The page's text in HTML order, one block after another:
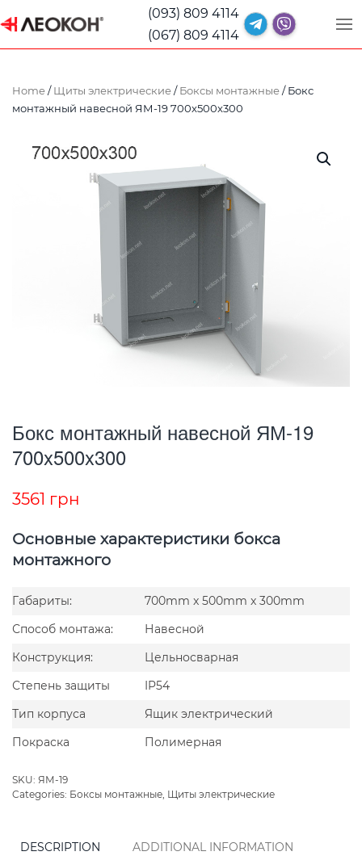
(093) 809 4114
(067) 809 4114
Home/Щиты электрические/Боксы монтажные/ Бокс
монтажный навесной ЯМ-19 700x500x300
Бокс монтажный навесной ЯМ-19
700x500x300
3561 грн
Основные характеристики бокса
монтажного
Габариты:
700mm x 500mm x 300mm
Способ монтажа:
Навесной
Конструкция:
Цельносварная
Степень защиты
IP54
Тип корпуса
Ящик электрический
Покраска
Полимерная
SKU: ЯМ-19
Categories: Боксы монтажные Щиты электрические
DESCRIPTION ADDITIONAL INFORMATION